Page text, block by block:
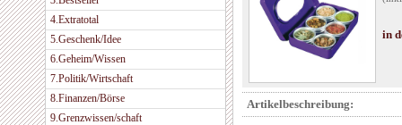
4.Extratotal
5.Geschenk/Idee
6.Geheim/Wissen
7.Politik/Wirtschaft
8.Finanzen/Börse
9.Grenzwissen/schaft
in
Artikelbeschreibung: